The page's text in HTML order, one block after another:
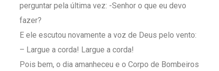
perguntar pela última vez: -Senhor o que eu devo
fazer?
E ele escutou novamente a voz de Deus pelo vento:
– Largue a corda! Largue a corda!
Pois bem, o dia amanheceu e o Corpo de Bombeiros